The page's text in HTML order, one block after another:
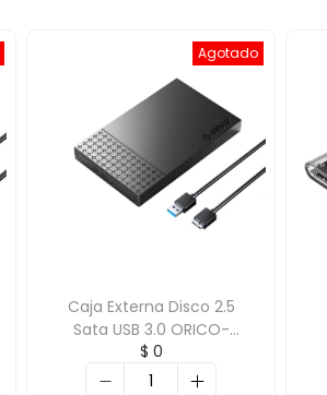
Agotado
Caja Externa Disco 2.5
Sata USB 3.0 ORICO-
2526U3-V1-BK-EP
$ 0